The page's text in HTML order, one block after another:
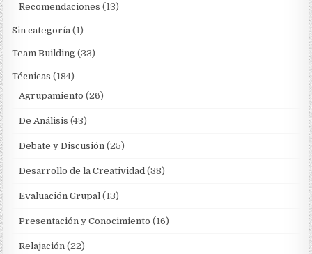
Recomendaciones (13)
Sin categoría (1)
Team Building (33)
Técnicas (184)
Agrupamiento (26)
De Análisis (43)
Debate y Discusión (25)
Desarrollo de la Creatividad (38)
Evaluación Grupal (13)
Presentación y Conocimiento (16)
Relajación (22)